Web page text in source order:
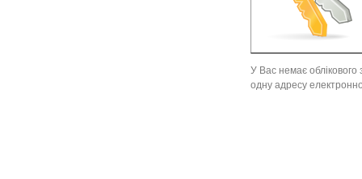
У Вас немає облікового
одну адресу